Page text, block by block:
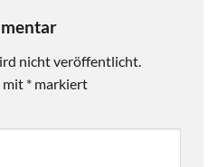
nicht veröffentlicht.
mit * markiert